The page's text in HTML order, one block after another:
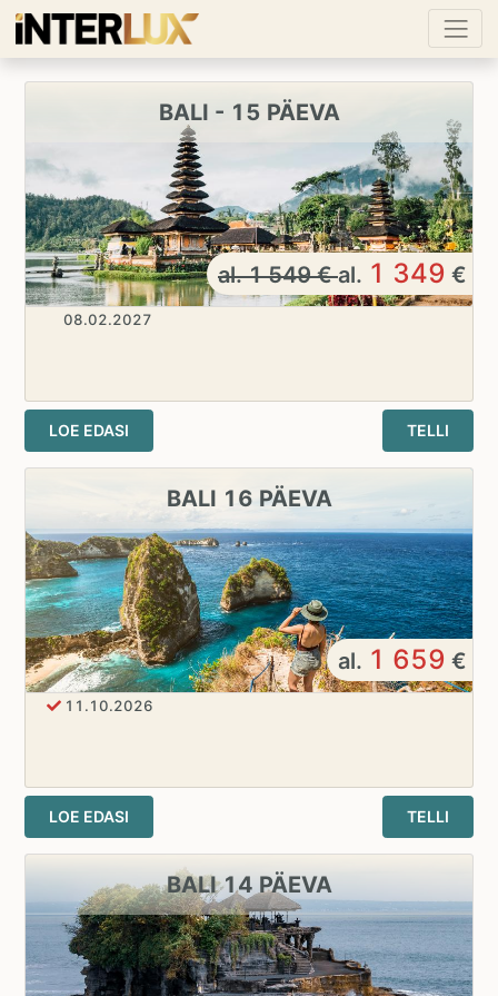
BALI - 15 PÄEVA
al.1 549€al. 1 349 €
08.02.2027
LOE EDASI TELLI
BALI 16 PÄEVA
al. 1 659 €
11.10.2026
LOE EDASI TELLI
BALI 14 PÄEVA